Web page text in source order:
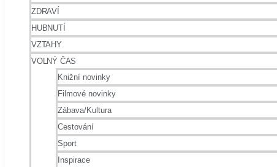
ZDRAVÍ
HUBNUTÍ
VZTAHY
VOLNÝ ČAS
Knižní novinky
Filmové novinky
Zábava/Kultura
Cestování
Sport
Inspirace